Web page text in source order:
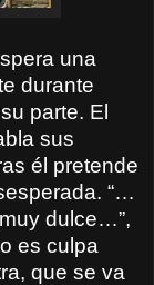
una
durante
parte. El
sus
él pretende
“…
dulce…”,
es culpa
que se va